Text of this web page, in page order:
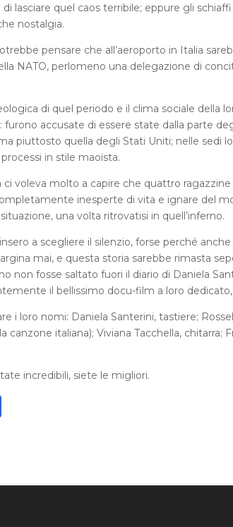
lasciare quel caos terribile; eppure gli
nostalgia.
pensare che all’aeroporto in Italia
NATO, perlomeno una delegazione di
di quel periodo e il clima sociale della
furono accusate di essere state dalla parte
piuttosto quella degli Stati Uniti; nelle sedi
in stile maoista.
ci voleva molto a capire che quattro
inesperte di vita e ignare del
una volta ritrovatisi in quell’inferno.
a scegliere il silenzio, forse perché
mai, e questa storia sarebbe rimasta
non fosse saltato fuori il diario di Daniela
il bellissimo docu-film a loro
i loro nomi: Daniela Santerini, tastiere;
canzone italiana); Viviana Tacchella, chitarra;
incredibili, siete le migliori.
C